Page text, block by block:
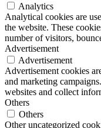
Analytics
Analytical cookies are
the website. These
number of visitors,
Advertisement
Advertisement
Advertisement cookies
and marketing
websites and collect
Others
Others
Other uncategorized